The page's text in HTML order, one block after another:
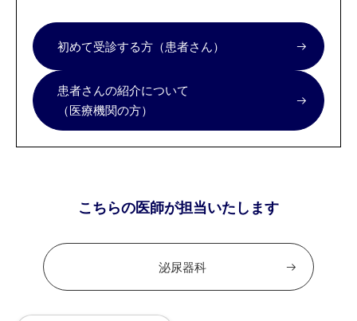
初めて受診する方（患者さん）
患者さんの紹介について
（医療機関の方）
こちらの医師が担当いたします
泌尿器科